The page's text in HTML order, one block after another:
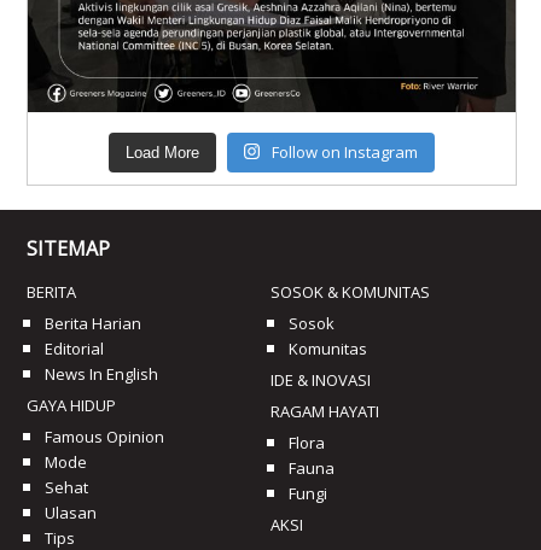
Load More Follow on Instagram
SITEMAP
BERITA
Berita Harian
Editorial
News In English
GAYA HIDUP
Famous Opinion
Mode
Sehat
Ulasan
Tips
SOSOK & KOMUNITAS
Sosok
Komunitas
IDE & INOVASI
RAGAM HAYATI
Flora
Fauna
Fungi
AKSI